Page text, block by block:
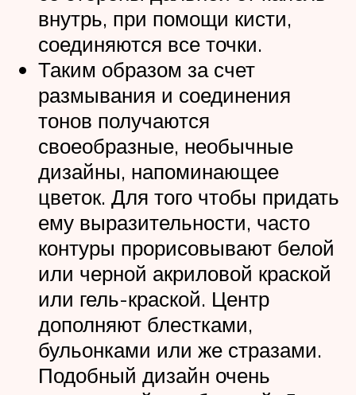
внутрь, при помощи кисти,
соединяются все точки.
Таким образом за счет
размывания и соединения
тонов получаются
своеобразные, необычные
дизайны, напоминающее
цветок. Для того чтобы придать
ему выразительности, часто
контуры прорисовывают белой
или черной акриловой краской
или гель-краской. Центр
дополняют блестками,
бульонками или же стразами.
Подобный дизайн очень